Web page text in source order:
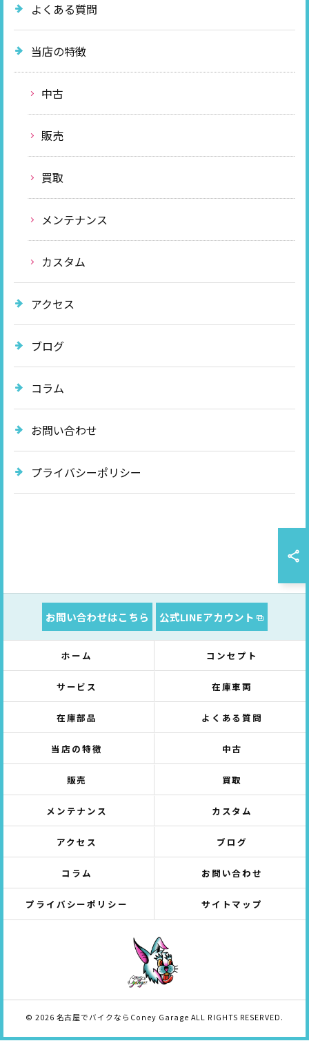
よくある質問
当店の特徴
中古
販売
買取
メンテナンス
カスタム
アクセス
ブログ
コラム
お問い合わせ
プライバシーポリシー
お問い合わせはこちら 公式LINEアカウント
ホーム コンセプト
サービス 在庫車両
在庫部品 よくある質問
当店の特徴 中古
販売 買取
メンテナンス カスタム
アクセス ブログ
コラム お問い合わせ
プライバシーポリシー サイトマップ
© 2026 名古屋でバイクならConey Garage ALL RIGHTS RESERVED.